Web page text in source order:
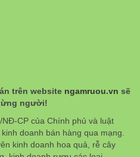
trên website ngamruou.vn sẽ
người!
CP của Chính phủ và luật
doanh bán hàng qua mạng.
kinh doanh hoa quả, rễ cây